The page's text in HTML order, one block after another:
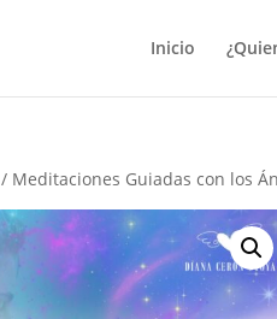
Inicio
/ Meditaciones Guiadas con los